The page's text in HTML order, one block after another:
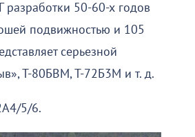
50-60-х годов
подвижностью и 105
серьезной
Т-80БВМ, Т-72Б3М и т. д.
5/6.